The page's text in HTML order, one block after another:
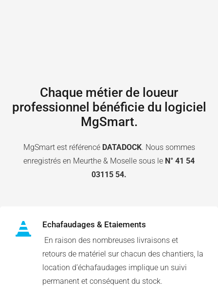
Chaque métier de loueur
professionnel bénéficie du logiciel
MgSmart.
MgSmart est référencé DATADOCK. Nous sommes
enregistrés en Meurthe & Moselle sous le N° 41 54
03115 54.
Echafaudages & Etaiements
En raison des nombreuses livraisons et
retours de matériel sur chacun des chantiers, la
location d’échafaudages implique un suivi
permanent et conséquent du stock.